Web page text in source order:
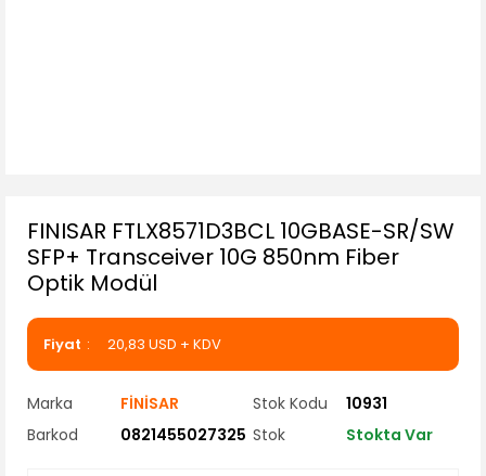
FINISAR FTLX8571D3BCL 10GBASE-SR/SW
SFP+ Transceiver 10G 850nm Fiber
Optik Modül
Fiyat 20,83 USD + KDV
Marka FİNİSAR Stok Kodu
10931
Barkod
0821455027325 Stok Stokta Var